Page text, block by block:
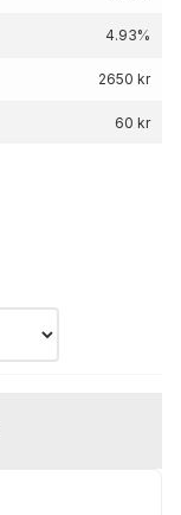
4.93%
2650 kr
60 kr